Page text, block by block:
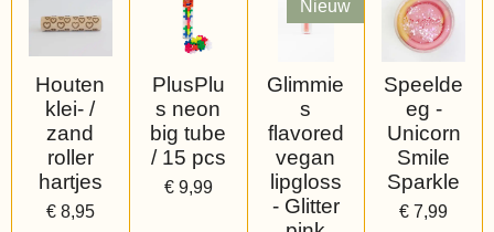
Houten
klei- /
zand
roller
hartjes
€ 8,95
PlusPlu
s neon
big tube
/ 15 pcs
€ 9,99
Nieuw
Glimmie
s
flavored
vegan
lipgloss
- Glitter
Speelde
eg -
Unicorn
Smile
Sparkle
€ 7,99